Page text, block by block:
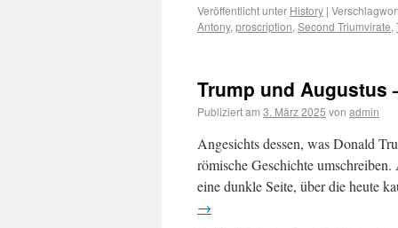
Veröffentlicht unter History |
Antony, proscription, Second Triumvirate,
Trump und Augustus
Publiziert am 3. März 2025 von admin
Angesichts dessen, was Donald
römische Geschichte
eine dunkle Seite, über die heute
→